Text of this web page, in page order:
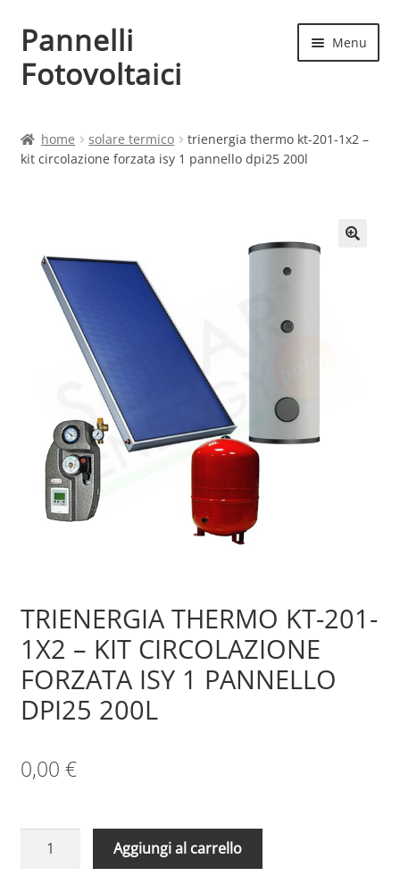
Vai
alla
navigazione
Vai
al
contenuto
Pannelli
Fotovoltaici
Menu
Cart
Chi siamo
Contatti
My account
Sample Page
Shop
home solare termico
trienergia thermo kt-201-1x2 –
kit circolazione forzata isy 1 pannello dpi25 200l
TRIENERGIA THERMO KT-201-
1X2 – KIT CIRCOLAZIONE
FORZATA ISY 1 PANNELLO
DPI25 200L
0,00 €
TRIENERGIA
Aggiungi al carrello